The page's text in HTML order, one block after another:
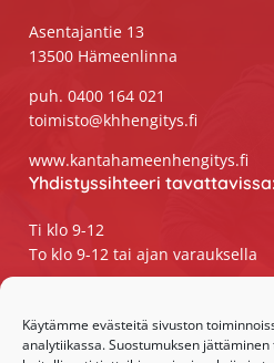
Käytämme evästeitä sivuston
analytiikassa. Suostumuksen
Asentajantie 13
13500 Hämeenlinna
puh. 0400 164 021
toimisto@khhengitys.fi
www.kantahameenhengitys.fi
Yhdistyssihteeri tavattavissa:
Ti klo 9-12
To klo 9-12 tai ajan varauksella